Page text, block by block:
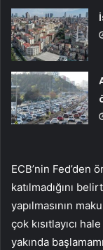
ECB’nin
katılmadığını
yapılmasının
çok kısıtlayıcı
yakında